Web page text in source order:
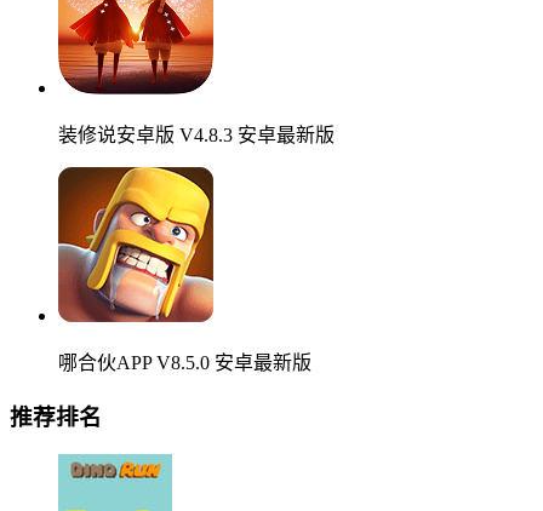
装修说安卓版 V4.8.3 安卓最新版
哪合伙APP V8.5.0 安卓最新版
推荐排名